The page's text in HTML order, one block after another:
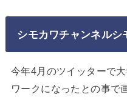
シモカワチャンネルシ
今年4月のツイッターで
ワークになったとの事で